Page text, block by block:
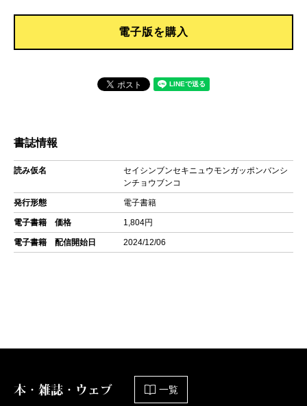
電子版を購入
書誌情報
読み仮名
セイシンブンセキニュウモンガッポンバンシ
ンチョウブンコ
発行形態 電子書籍
電子書籍 価格 1,804円
電子書籍 配信開始日 2024/12/06
本・雑誌・ウェブ 一覧